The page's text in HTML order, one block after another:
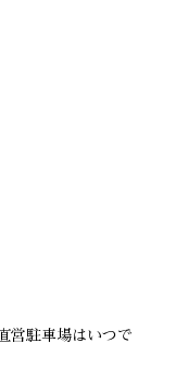
営駐車場はいつで